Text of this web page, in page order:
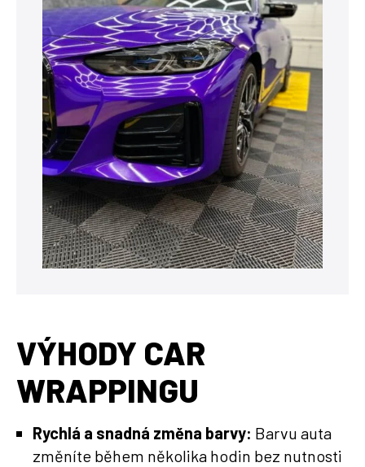
VÝHODY CAR
WRAPPINGU
Rychlá a snadná změna barvy: Barvu auta
změníte během několika hodin bez nutnosti